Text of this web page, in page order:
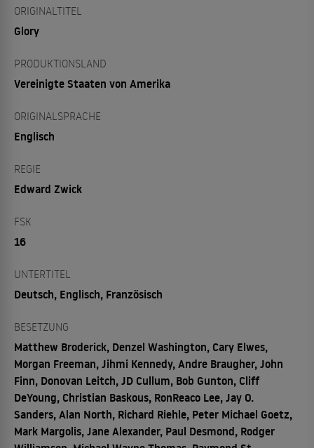
ORIGINALTITEL
Glory
PRODUKTIONSLAND
Vereinigte Staaten von Amerika
ORIGINALSPRACHE
Englisch
REGIE
Edward Zwick
FSK
16
UNTERTITEL
Deutsch, Englisch, Französisch
BESETZUNG
Matthew Broderick, Denzel Washington, Cary Elwes,
Morgan Freeman, Jihmi Kennedy, Andre Braugher, John
Finn, Donovan Leitch, JD Cullum, Bob Gunton, Cliff
DeYoung, Christian Baskous, RonReaco Lee, Jay O.
Sanders, Alan North, Richard Riehle, Peter Michael Goetz,
Mark Margolis, Jane Alexander, Paul Desmond, Rodger